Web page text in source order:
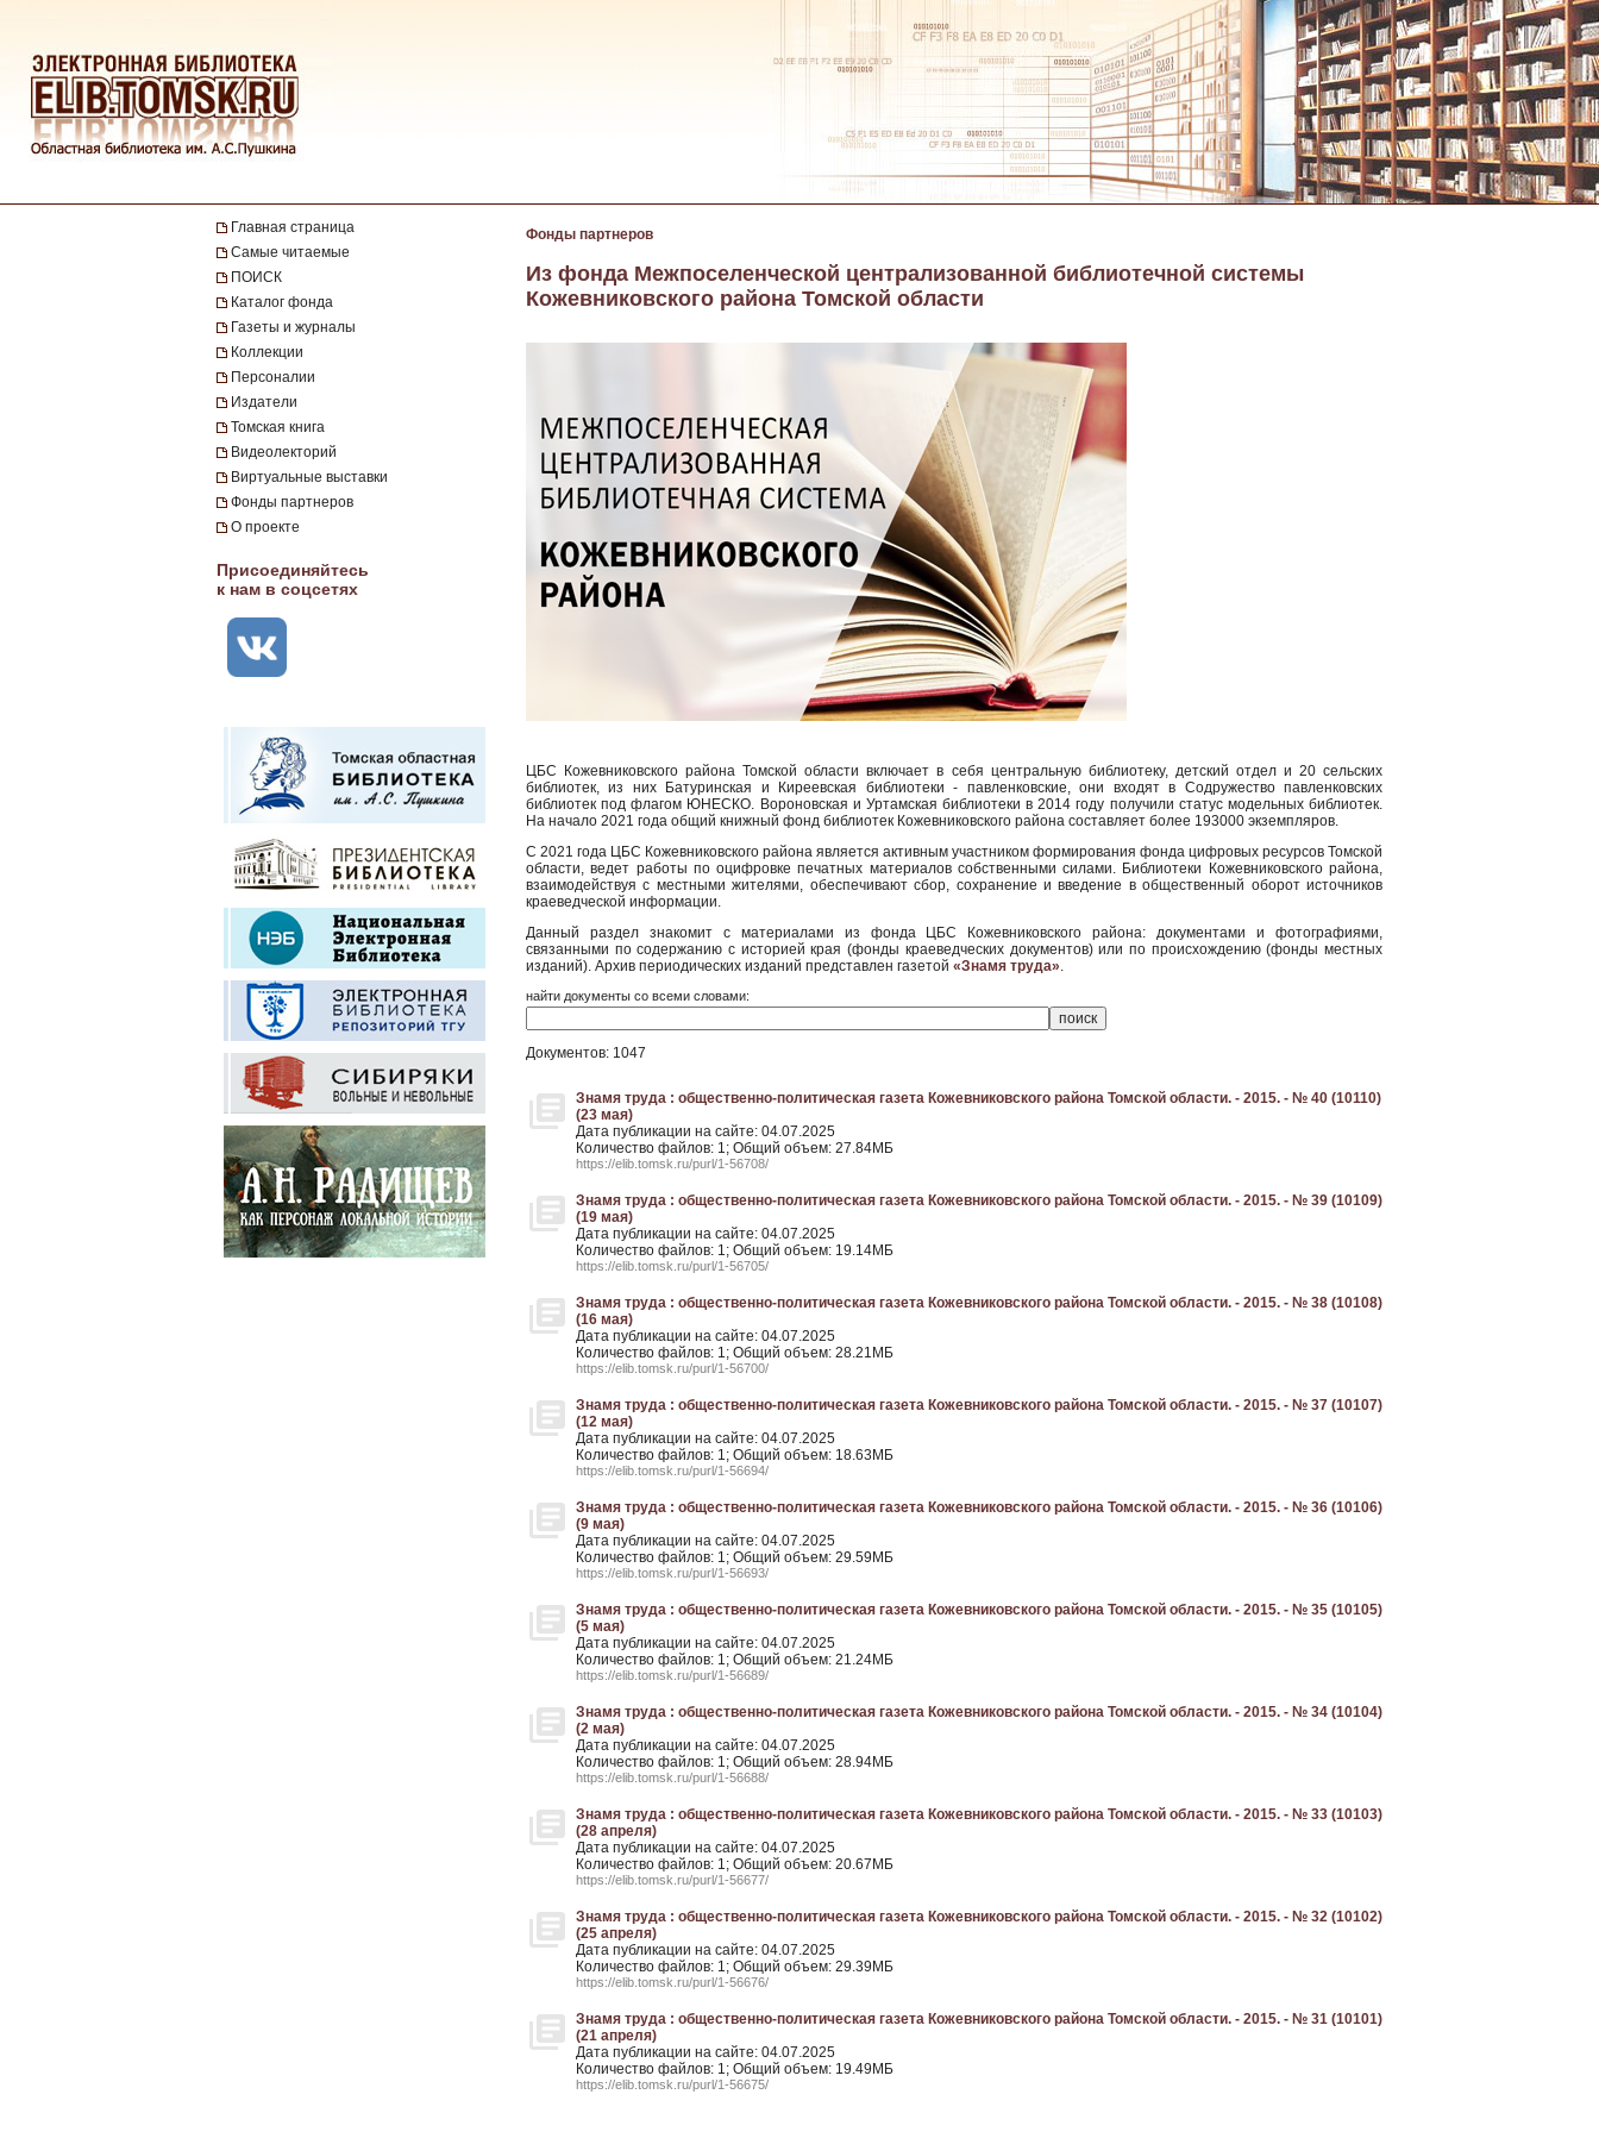
Главная страница
Самые читаемые
ПОИСК
Каталог фонда
Газеты и журналы
Коллекции
Персоналии
Издатели
Томская книга
Видеолекторий
Виртуальные выставки
Фонды партнеров
О проекте
Присоединяйтесь
к нам в соцсетях
Фонды партнеров
Из фонда Межпоселенческой централизованной библиотечной системы
Кожевниковского района Томской области
ЦБС Кожевниковского района Томской области включает в себя центральную библиотеку, детский отдел и 20 сельских
библиотек, из них Батуринская и Киреевская библиотеки - павленковские, они входят в Содружество павленковских
библиотек под флагом ЮНЕСКО. Вороновская и Уртамская библиотеки в 2014 году получили статус модельных библиотек.
На начало 2021 года общий книжный фонд библиотек Кожевниковского района составляет более 193000 экземпляров.
С 2021 года ЦБС Кожевниковского района является активным участником формирования фонда цифровых ресурсов Томской
области, ведет работы по оцифровке печатных материалов собственными силами. Библиотеки Кожевниковского района,
взаимодействуя с местными жителями, обеспечивают сбор, сохранение и введение в общественный оборот источников
краеведческой информации.
Данный раздел знакомит с материалами из фонда ЦБС Кожевниковского района: документами и фотографиями,
связанными по содержанию с историей края (фонды краеведческих документов) или по происхождению (фонды местных
изданий). Архив периодических изданий представлен газетой «Знамя труда».
найти документы со всеми словами:
Документов: 1047
Знамя труда : общественно-политическая газета Кожевниковского района Томской области. - 2015. - № 40 (10110)
(23 мая)
Дата публикации на сайте: 04.07.2025
Количество файлов: 1; Общий объем: 27.84МБ
https://elib.tomsk.ru/purl/1-56708/
Знамя труда : общественно-политическая газета Кожевниковского района Томской области. - 2015. - № 39 (10109)
(19 мая)
Дата публикации на сайте: 04.07.2025
Количество файлов: 1; Общий объем: 19.14МБ
https://elib.tomsk.ru/purl/1-56705/
Знамя труда : общественно-политическая газета Кожевниковского района Томской области. - 2015. - № 38 (10108)
(16 мая)
Дата публикации на сайте: 04.07.2025
Количество файлов: 1; Общий объем: 28.21МБ
https://elib.tomsk.ru/purl/1-56700/
Знамя труда : общественно-политическая газета Кожевниковского района Томской области. - 2015. - № 37 (10107)
(12 мая)
Дата публикации на сайте: 04.07.2025
Количество файлов: 1; Общий объем: 18.63МБ
https://elib.tomsk.ru/purl/1-56694/
Знамя труда : общественно-политическая газета Кожевниковского района Томской области. - 2015. - № 36 (10106)
(9 мая)
Дата публикации на сайте: 04.07.2025
Количество файлов: 1; Общий объем: 29.59МБ
https://elib.tomsk.ru/purl/1-56693/
Знамя труда : общественно-политическая газета Кожевниковского района Томской области. - 2015. - № 35 (10105)
(5 мая)
Дата публикации на сайте: 04.07.2025
Количество файлов: 1; Общий объем: 21.24МБ
https://elib.tomsk.ru/purl/1-56689/
Знамя труда : общественно-политическая газета Кожевниковского района Томской области. - 2015. - № 34 (10104)
(2 мая)
Дата публикации на сайте: 04.07.2025
Количество файлов: 1; Общий объем: 28.94МБ
https://elib.tomsk.ru/purl/1-56688/
Знамя труда : общественно-политическая газета Кожевниковского района Томской области. - 2015. - № 33 (10103)
(28 апреля)
Дата публикации на сайте: 04.07.2025
Количество файлов: 1; Общий объем: 20.67МБ
https://elib.tomsk.ru/purl/1-56677/
Знамя труда : общественно-политическая газета Кожевниковского района Томской области. - 2015. - № 32 (10102)
(25 апреля)
Дата публикации на сайте: 04.07.2025
Количество файлов: 1; Общий объем: 29.39МБ
https://elib.tomsk.ru/purl/1-56676/
Знамя труда : общественно-политическая газета Кожевниковского района Томской области. - 2015. - № 31 (10101)
(21 апреля)
Дата публикации на сайте: 04.07.2025
Количество файлов: 1; Общий объем: 19.49МБ
https://elib.tomsk.ru/purl/1-56675/